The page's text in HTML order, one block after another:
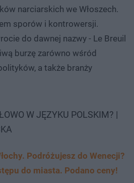
narciarskich we Włoszech.
sporów i kontrowersji.
do dawnej nazwy - Le Breuil
burzę zarówno wśród
a także branży
W JĘZYKU POLSKIM? |
Podróżujesz do Wenecji?
do miasta. Podano ceny!